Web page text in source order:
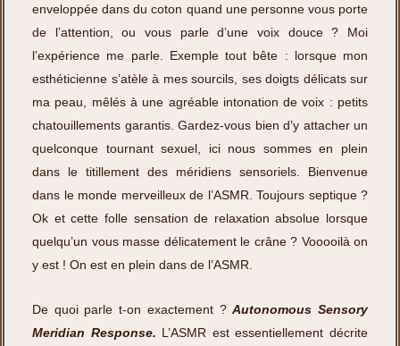
enveloppée dans du coton quand une personne vous porte
de l’attention, ou vous parle d’une voix douce ? Moi
l’expérience me parle. Exemple tout bête : lorsque mon
esthéticienne s’atèle à mes sourcils, ses doigts délicats sur
ma peau, mêlés à une agréable intonation de voix : petits
chatouillements garantis. Gardez-vous bien d’y attacher un
quelconque tournant sexuel, ici nous sommes en plein
dans le titillement des méridiens sensoriels. Bienvenue
dans le monde merveilleux de l’ASMR. Toujours septique ?
Ok et cette folle sensation de relaxation absolue lorsque
quelqu’un vous masse délicatement le crâne ? Vooooilà on
y est ! On est en plein dans de l’ASMR.
De quoi parle t-on exactement ?Autonomous Sensory
Meridian Response. L’ASMR est essentiellement décrite